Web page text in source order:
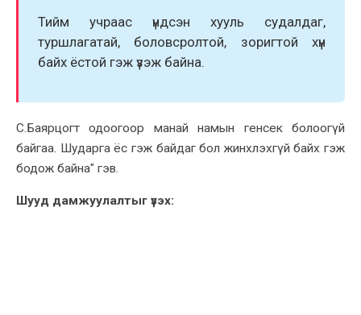
Тийм учраас үндсэн хууль судалдаг,
туршлагатай, боловсролтой, зоригтой хүн
байх ёстой гэж үзэж байна.
С.Баярцогт одоогоор манай намын генсек болоогүй
байгаа. Шударга ёс гэж байдаг бол жинхлэхгүй байх гэж
бодож байна" гэв.
Шууд дамжуулалтыг үзэх: